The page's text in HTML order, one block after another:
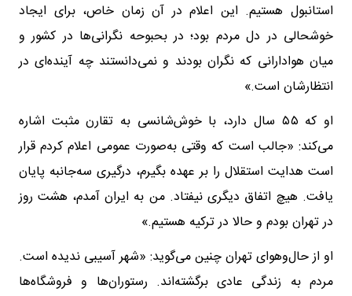
استانبول هستیم. این اعلام در آن زمان خاص، برای ایجاد
خوشحالی در دل مردم بود؛ در بحبوحه نگرانی‌ها در کشور و
میان هوادارانی که نگران بودند و نمی‌دانستند چه آینده‌ای در
انتظارشان است.»
او که ۵۵ سال دارد، با خوش‌شانسی به تقارن مثبت اشاره
می‌کند: «جالب است که وقتی به‌صورت عمومی اعلام کردم قرار
است هدایت استقلال را بر عهده بگیرم، درگیری سه‌جانبه پایان
یافت. هیچ اتفاق دیگری نیفتاد. من به ایران آمدم، هشت روز
در تهران بودم و حالا در ترکیه هستیم.»
او از حال‌وهوای تهران چنین می‌گوید: «شهر آسیبی ندیده است.
مردم به زندگی عادی برگشته‌اند. رستوران‌ها و فروشگاه‌ها